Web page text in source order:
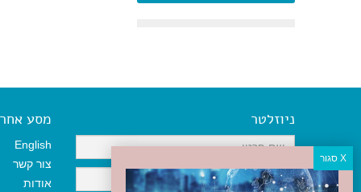
ניוזלטר מסע אחר
English
צור קשר
אודות